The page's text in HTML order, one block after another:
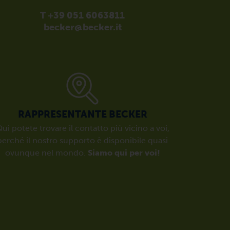
T +39 051 6063811
becker@becker.it
RAPPRESENTANTE BECKER
potete trovare il contatto più vicino a voi,
il nostro supporto è disponibile quasi
ovunque nel mondo. Siamo qui per voi!